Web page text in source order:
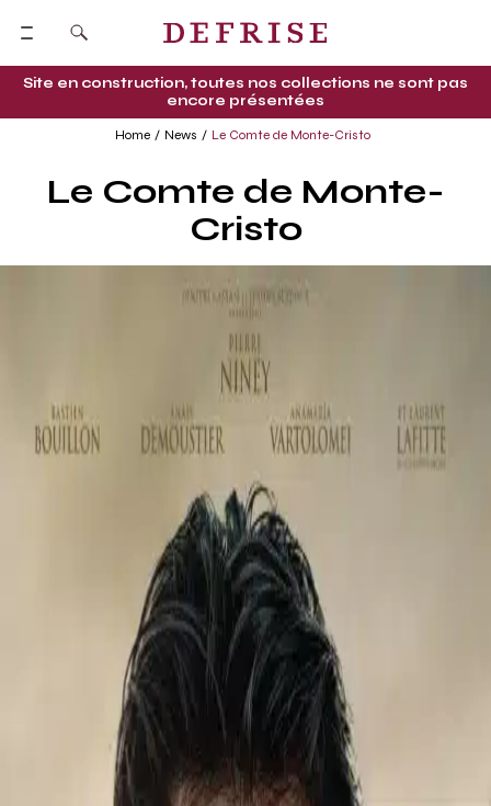
Site en construction, toutes nos collections ne sont pas
encore présentées
Home News Le Comte de Monte-Cristo
Le Comte de Monte-
Cristo